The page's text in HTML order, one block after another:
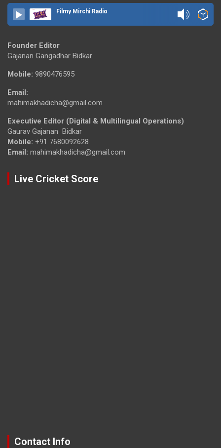
Filmy Mirchi Radio
Founder Editor
Gajanan Gangadhar Bidkar
Mobile: 9890476595
Email:
mahimakhadicha@gmail.com
Executive Editor (Digital & Multilingual Operations)
Gaurav Gajanan Bidkar
Mobile: +91 7680092628
Email: mahimakhadicha@gmail.com
Live Cricket Score
Contact Info